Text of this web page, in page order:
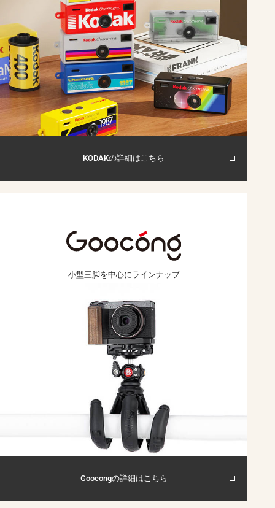
KODAKの詳細はこちら
小型三脚を中心にラインナップ
Goocongの詳細はこちら